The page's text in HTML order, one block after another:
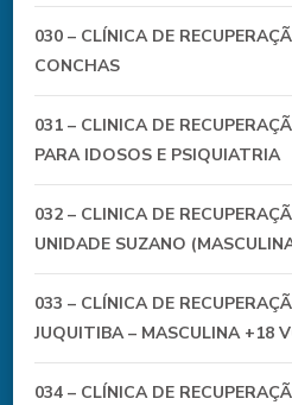
030 – CLÍNICA DE
CONCHAS
031 – CLINICA DE
PARA IDOSOS E PSIQUIATRIA
032 – CLINICA DE
UNIDADE SUZANO
033 – CLÍNICA DE
JUQUITIBA – MASCULINA +18
034 – CLÍNICA DE